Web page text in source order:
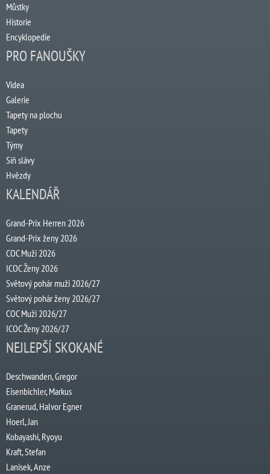
Můstky
Historie
Encyklopedie
PRO FANOUŠKY
Videa
Galerie
Tapety na plochu
Tapety
Týmy
Síň slávy
Hvězdy
KALENDÁŘ
Grand-Prix Herren 2026
Grand-Prix ženy 2026
COC Muži 2026
ICOC Ženy 2026
Světový pohár muži 2026/27
Světový pohár ženy 2026/27
COC Muži 2026/27
ICOC Ženy 2026/27
NEJLEPŠÍ SKOKANÉ
Deschwanden, Gregor
Eisenbichler, Markus
Granerud, Halvor Egner
Hoerl, Jan
Kobayashi, Ryoyu
Kraft, Stefan
Lanisek, Anze